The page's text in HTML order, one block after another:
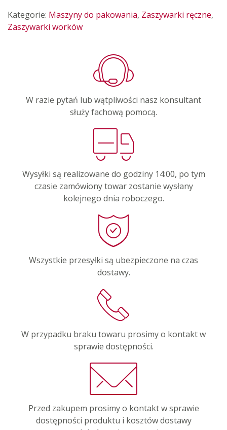
Kategorie: Maszyny do pakowania, Zaszywarki ręczne,
Zaszywarki worków
W razie pytań lub wątpliwości nasz konsultant
służy fachową pomocą.
Wysyłki są realizowane do godziny 14:00, po tym
czasie zamówiony towar zostanie wysłany
kolejnego dnia roboczego.
Wszystkie przesyłki są ubezpieczone na czas
dostawy.
W przypadku braku towaru prosimy o kontakt w
sprawie dostępności.
Przed zakupem prosimy o kontakt w sprawie
dostępności produktu i kosztów dostawy